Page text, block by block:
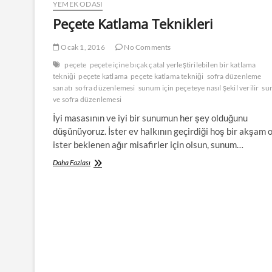
YEMEK ODASI
Peçete Katlama Teknikleri
Ocak 1, 2016
No Comments
peçete peçete içine bıçak çatal yerleştirilebilen bir katlama
tekniği peçete katlama peçete katlama tekniği sofra düzenleme
sanatı sofra düzenlemesi sunum için peçeteye nasıl şekil verilir
ve sofra düzenlemesi
İyi masasının ve iyi bir sunumun her şey olduğunu
düşünüyoruz. İster ev halkının geçirdiği hoş bir akşam
ister beklenen ağır misafirler için olsun, sunum…
Daha FazlasıPeçete